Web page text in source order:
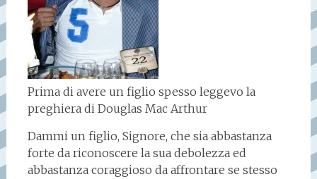
Prima di avere un figlio spesso leggevo la
preghiera di Douglas Mac Arthur
Dammi un figlio, Signore, che sia abbastanza
forte da riconoscere la sua debolezza ed
abbastanza coraggioso da affrontare se stesso